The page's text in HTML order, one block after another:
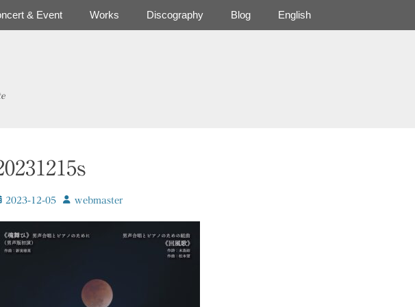
& Event Works Discography Blog English
2023-12-05
投 ｗebmaster